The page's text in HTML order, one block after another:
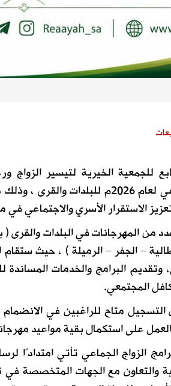
للجمعية الخيرية لتيسير
مهرجانات الزواج الجماعي لعام
الاستقرار الأسري والاجتماعي في
من المهرجانات في البلدات والقرى
– الجفر – الرميلة ) ، حيث
وتقديم البرامج والخدمات
المجتمعي.
متاح للراغبين في
على استكمال بقية مواعيد
الزواج الجماعي تأتي امتدادًا
والتعاون مع الجهات المتخصصة في